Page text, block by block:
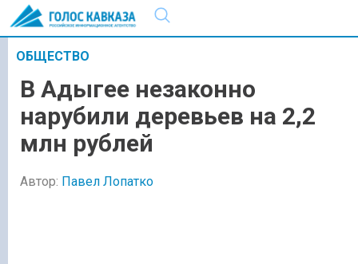
ОБЩЕСТВО
В Адыгее незаконно
нарубили деревьев на 2,2
млн рублей
Автор: Павел Лопатко